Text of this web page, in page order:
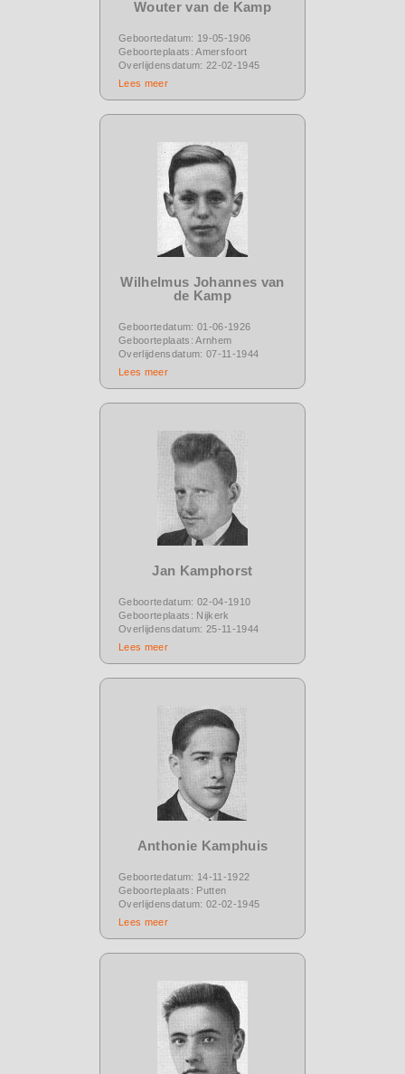
Wouter van de Kamp
Geboortedatum: 19-05-1906
Geboorteplaats: Amersfoort
Overlijdensdatum: 22-02-1945
Lees meer
Wilhelmus Johannes van
de Kamp
Geboortedatum: 01-06-1926
Geboorteplaats: Arnhem
Overlijdensdatum: 07-11-1944
Lees meer
Jan Kamphorst
Geboortedatum: 02-04-1910
Geboorteplaats: Nijkerk
Overlijdensdatum: 25-11-1944
Lees meer
Anthonie Kamphuis
Geboortedatum: 14-11-1922
Geboorteplaats: Putten
Overlijdensdatum: 02-02-1945
Lees meer